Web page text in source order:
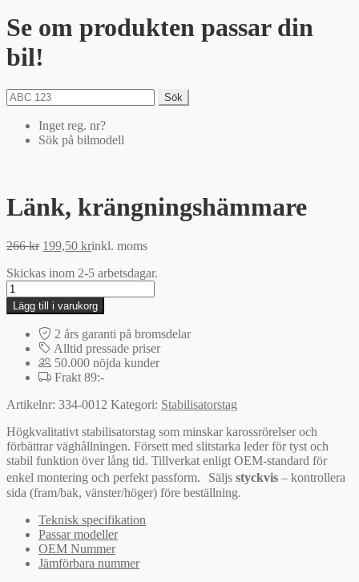
Se om produkten passar din
bil!
Sök
Inget reg. nr?
Sök på bilmodell
Länk, krängningshämmare
266kr Det
priset
266 kr.
199,50 krDet
priset
199,50 kr.
inkl. moms
Skickas inom 2-5 arbetsdagar.
Länk,
krängningshämmare
mängd
Lägg till i varukorg
2 års garanti på bromsdelar
Alltid pressade priser
50.000 nöjda kunder
Frakt 89:-
Artikelnr: 334-0012 Kategori: Stabilisatorstag
Högkvalitativt stabilisatorstag som minskar karossrörelser och
förbättrar väghållningen. Försett med slitstarka leder för tyst och
stabil funktion över lång tid. Tillverkat enligt OEM-standard för
enkel montering och perfekt passform. Säljs styckvis – kontrollera
sida (fram/bak, vänster/höger) före beställning.
Teknisk specifikation
Passar modeller
OEM Nummer
Jämförbara nummer